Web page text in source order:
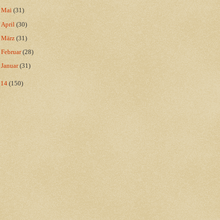
Mai(31)
April(30)
März(31)
Februar(28)
Januar(31)
(150)